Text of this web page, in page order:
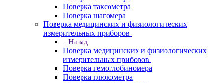
Поверка таксометра
Поверка шагомера
Поверка медицинских и физиологических
измерительных приборов
Назад
Поверка медицинских и физиологических
измерительных приборов
Поверка гемоглобиномера
Поверка глюкометра